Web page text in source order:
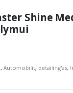
Shine
, Automobilių detailing'as,